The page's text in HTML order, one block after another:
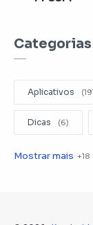
Categorias
Aplicativos
Dicas
Editar Videos